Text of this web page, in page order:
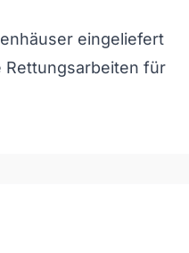
eingeliefert
Rettungsarbeiten für